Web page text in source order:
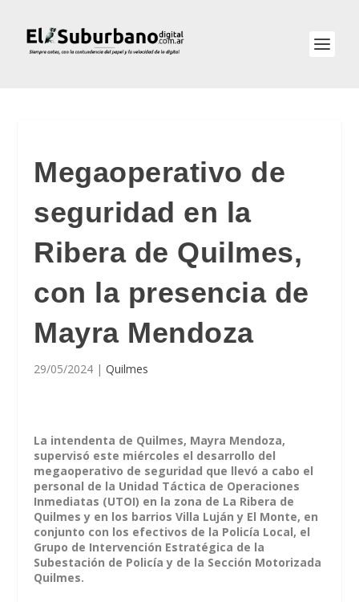
Megaoperativo de
seguridad en la
Ribera de Quilmes,
con la presencia de
Mayra Mendoza
29/05/2024 |Quilmes
La intendenta de Quilmes, Mayra Mendoza,
supervisó este miércoles el desarrollo del
megaoperativo de seguridad que llevó a cabo el
personal de la Unidad Táctica de Operaciones
Inmediatas (UTOI) en la zona de La Ribera de
Quilmes y en los barrios Villa Luján y El Monte, en
conjunto con los efectivos de la Policía Local, el
Grupo de Intervención Estratégica de la
Subestación de Policía y de la Sección Motorizada
Quilmes.